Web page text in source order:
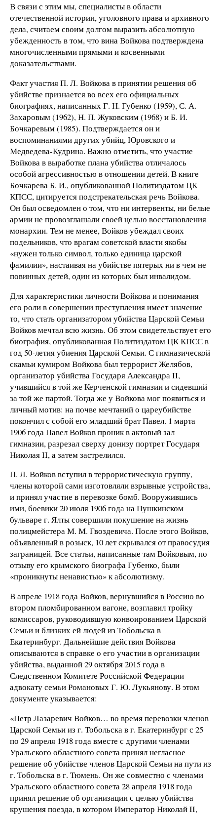
В связи с этим мы, специалисты в области
отечественной истории, уголовного права и архивного
дела, считаем своим долгом выразить абсолютную
убежденность в том, что вина Войкова подтверждена
многочисленными прямыми и косвенными
доказательствами.
Факт участия П. Л. Войкова в принятии решения об
убийстве признается во всех его официальных
биографиях, написанных Г. Н. Губенко (1959), С. А.
Захаровым (1962), Н. П. Жуковским (1968) и Б. И.
Бочкаревым (1985). Подтверждается он и
воспоминаниями других убийц, Юровского и
Медведева-Кудрина. Важно отметить, что участие
Войкова в выработке плана убийства отличалось
особой агрессивностью в отношении детей. В книге
Бочкарева Б. И., опубликованной Политиздатом ЦК
КПСС, цитируется подстрекательская речь Войкова.
Он был осведомлен о том, что ни интервенты, ни белые
армии не провозглашали своей целью восстановления
монархии. Тем не менее, Войков убеждал своих
подельников, что врагам советской власти якобы
«нужен только символ, только единица царской
фамилии», настаивая на убийстве пятерых ни в чем не
повинных детей, один из которых был инвалидом.
Для характеристики личности Войкова и понимания
его роли в совершении преступления имеет значение
то, что стать организатором убийства Царской Семьи
Войков мечтал всю жизнь. Об этом свидетельствует его
биография, опубликованная Политиздатом ЦК КПСС в
год 50-летия убиения Царской Семьи. С гимназической
скамьи кумиром Войкова был террорист Желябов,
организатор убийства Государя Александра II,
учившийся в той же Керченской гимназии и сидевший
за той же партой. Тогда же у Войкова мог появиться и
личный мотив: на почве мечтаний о цареубийстве
покончил с собой его младший брат Павел. 1 марта
1906 года Павел Войков проник в актовый зал
гимназии, разрезал сверху донизу портрет Государя
Николая II, а затем застрелился.
П. Л. Войков вступил в террористическую группу,
члены которой сами изготовляли взрывные устройства,
и принял участие в перевозке бомб. Вооружившись
ими, боевики 20 июля 1906 года на Пушкинском
бульваре г. Ялты совершили покушение на жизнь
полицмейстера М. М. Гвоздевича. После этого Войков,
объявленный в розыск, 10 лет скрывался от правосудия
заграницей. Все статьи, написанные там Войковым, по
отзыву его крымского биографа Губенко, были
«проникнуты ненавистью» к абсолютизму.
В апреле 1918 года Войков, вернувшийся в Россию во
втором пломбированном вагоне, возглавил тройку
комиссаров, руководившую конвоированием Царской
Семьи и близких ей людей из Тобольска в
Екатеринбург. Дальнейшие действия Войкова
описываются в справке о его участии в организации
убийства, выданной 29 октября 2015 года в
Следственном Комитете Российской Федерации
адвокату семьи Романовых Г. Ю. Лукьянову. В этом
документе указывается:
«Петр Лазаревич Войков… во время перевозки членов
Царской Семьи из г. Тобольска в г. Екатеринбург с 25
по 29 апреля 1918 года вместе с другими членами
Уральского областного совета принял негласное
решение об убийстве членов Царской Семьи на пути из
г. Тобольска в г. Тюмень. Он же совместно с членами
Уральского областного совета 28 апреля 1918 года
принял решение об организации с целью убийства
крушения поезда, в котором Император Николай II,